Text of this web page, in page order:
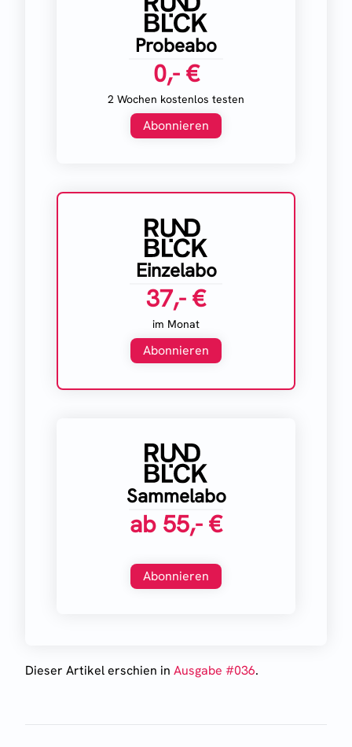
Probeabo
0,- €
2 Wochen kostenlos testen
Abonnieren
Einzelabo
37,- €
im Monat
Abonnieren
Sammelabo
ab 55,- €
Abonnieren
Dieser Artikel erschien in Ausgabe #036.